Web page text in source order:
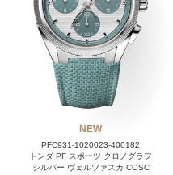
NEW
PFC931-1020023-400182
トンダ PF スポーツ クロノグラフ
シルバー ヴェルツァスカ COSC